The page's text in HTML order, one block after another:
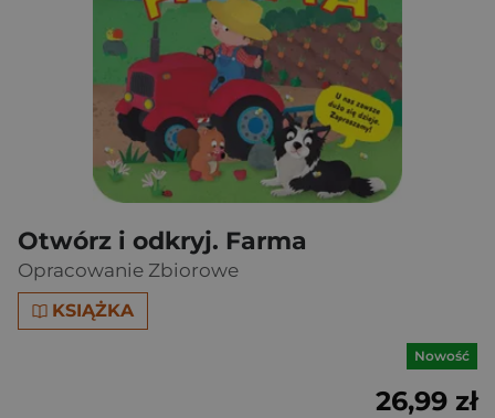
Otwórz i odkryj. Farma
Opracowanie Zbiorowe
KSIĄŻKA
Nowość
26,99 zł